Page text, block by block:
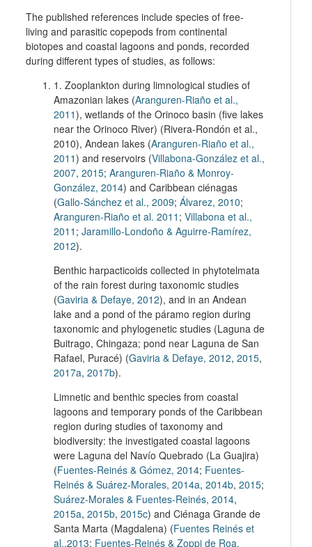
The published references include species of free-
living and parasitic copepods from continental
biotopes and coastal lagoons and ponds, recorded
during different types of studies, as follows:
1. Zooplankton during limnological studies of
Amazonian lakes (Aranguren-Riaño et al.,
2011), wetlands of the Orinoco basin (five lakes
near the Orinoco River) (Rivera-Rondón et al.,
2010), Andean lakes (Aranguren-Riaño et al.,
2011) and reservoirs (Villabona-González et al.,
2007, 2015; Aranguren-Riaño & Monroy-
González, 2014) and Caribbean ciénagas
(Gallo-Sánchez et al., 2009; Álvarez, 2010;
Aranguren-Riaño et al. 2011 ; Villabona et al.,
2011 ; Jaramillo-Londoño & Aguirre-Ramírez,
2012).
Benthic harpacticoids collected in phytotelmata
of the rain forest during taxonomic studies
(Gaviria & Defaye, 2012), and in an Andean
lake and a pond of the páramo region during
taxonomic and phylogenetic studies (Laguna de
Buitrago, Chingaza; pond near Laguna de San
Rafael, Puracé) (Gaviria & Defaye, 2012, 2015,
2017a, 2017b).
Limnetic and benthic species from coastal
lagoons and temporary ponds of the Caribbean
region during studies of taxonomy and
biodiversity: the investigated coastal lagoons
were Laguna del Navío Quebrado (La Guajira)
(Fuentes-Reinés & Gómez, 2014; Fuentes-
Reinés & Suárez-Morales, 2014a, 2014b, 2015;
Suárez-Morales & Fuentes-Reinés, 2014,
2015a, 2015b, 2015c) and Ciénaga Grande de
Santa Marta (Magdalena) (Fuentes Reinés et
al.,2013; Fuentes-Reinés & Zoppi de Roa,